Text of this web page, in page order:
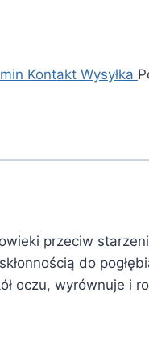
Kontakt Wysyłka
przeciw
do
oczu, wyrównuje i